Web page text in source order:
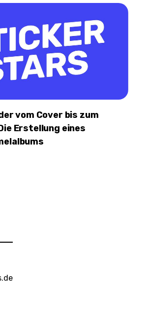
vom Cover bis zum
Erstellung eines